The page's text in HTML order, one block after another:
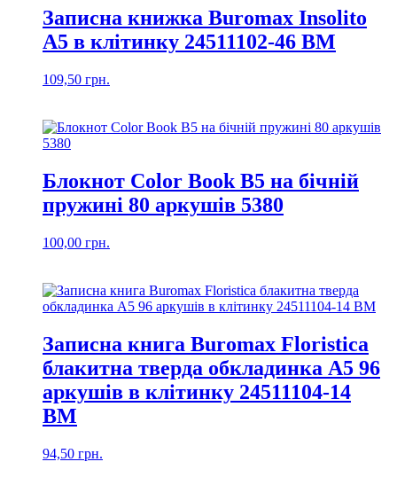
Записна книжка Buromax Insolito
A5 в клітинку 24511102-46 BM
109,50 грн.
Блокнот Color Book В5 на бічній
пружині 80 аркушів 5380
100,00 грн.
Записна книга Buromax Floristica
блакитна тверда обкладинка А5 96
аркушів в клітинку 24511104-14
ВМ
94,50 грн.